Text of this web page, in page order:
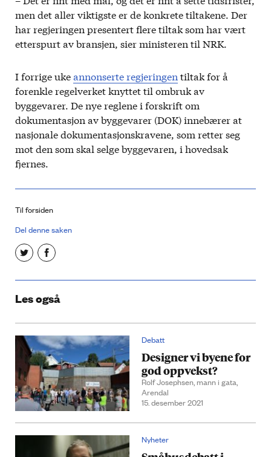
men det aller viktigste er de konkrete tiltakene. Der
har regjeringen presentert flere tiltak som har vært
etterspurt av bransjen, sier ministeren til NRK.
I forrige ukeannonserte regjeringen tiltak for å
forenkle regelverket knyttet til ombruk av
byggevarer. De nye reglene i forskrift om
dokumentasjon av byggevarer (DOK) innebærer at
nasjonale dokumentasjonskravene, som retter seg
mot den som skal selge byggevaren, i hovedsak
fjernes.
Til forsiden
Del denne saken
Les også
Debatt
Designer vi byene for
god oppvekst?
Rolf Josephsen, mann i gata,
Arendal
15. desember 2021
Nyheter